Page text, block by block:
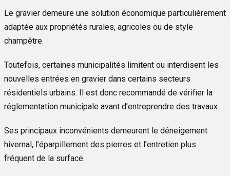
Le gravier demeure une solution économique particulièrement
adaptée aux propriétés rurales, agricoles ou de style
champêtre.
Toutefois, certaines municipalités limitent ou interdisent les
nouvelles entrées en gravier dans certains secteurs
résidentiels urbains. Il est donc recommandé de vérifier la
réglementation municipale avant d’entreprendre des travaux.
Ses principaux inconvénients demeurent le déneigement
hivernal, l’éparpillement des pierres et l’entretien plus
fréquent de la surface.